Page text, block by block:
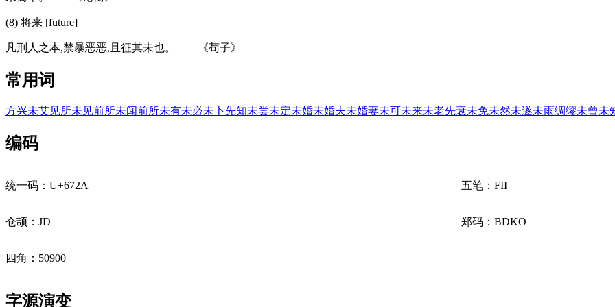
(8) 将来 [future]
凡刑人之本,禁暴恶恶,且征其未也。——《荀子》
常用词
方兴未艾见所未见前所未闻前所未有未必未卜先知未尝未定未婚未婚夫未婚妻未可未来未老先衰未免未然未遂未雨绸缪未曾未
编码
统一码：U+672A 五笔：FII
仓颉：JD 郑码：BDKO
四角：50900
字源演变